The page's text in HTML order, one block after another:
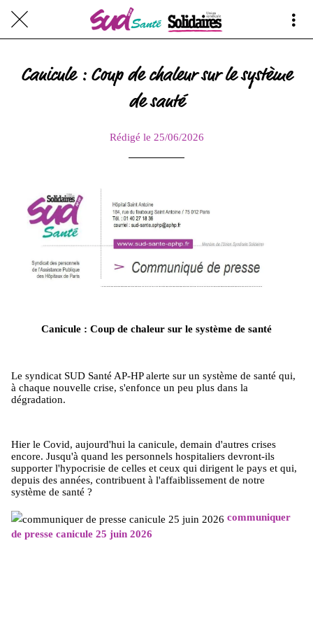
Canicule : Coup de chaleur sur le système
de santé
Rédigé le 25/06/2026
Canicule : Coup de chaleur sur le système de santé
Le syndicat SUD Santé AP-HP alerte sur un système de santé qui,
à chaque nouvelle crise, s'enfonce un peu plus dans la
dégradation.
Hier le Covid, aujourd'hui la canicule, demain d'autres crises
encore. Jusqu'à quand les personnels hospitaliers devront-ils
supporter l'hypocrisie de celles et ceux qui dirigent le pays et qui,
depuis des années, contribuent à l'affaiblissement de notre
système de santé ?
communiquer
de presse canicule 25 juin 2026